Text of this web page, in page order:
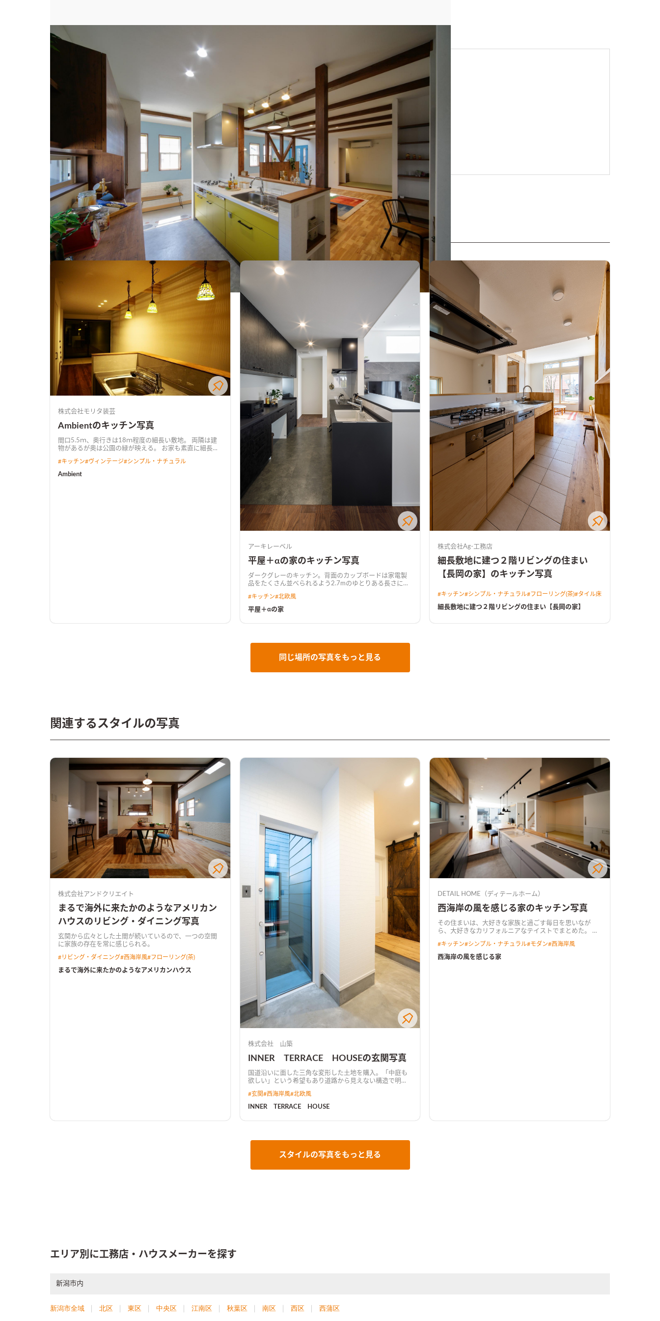
スタイル #西海岸風
株式会社アンドクリエイト
建築実例 まるで海外に来たかのようなアメリカンハウス
#キッチンの写真
株式会社モリタ装芸
Ambientのキッチン写真
間口5.5ｍ、奥行きは18ｍ程度の細長い敷地。 両隣は建
物があるが奥は公園の緑が映える。 お家も素直に細長
空気感に整えます。
#キッチン#ヴィンテージ#シンプル・ナチュラル
Ambient
アーキレーベル
平屋＋αの家のキッチン写真
ダークグレーのキッチン。背面のカップボードは家電製
品をたくさん並べられるよう2.7mのゆとりある長さにし
#キッチン#北欧風
平屋＋αの家
株式会社Ag-工務店
細長敷地に建つ２階リビングの住まい
【長岡の家】のキッチン写真
#キッチン#シンプル・ナチュラル#フローリング(茶)#タイル床
細長敷地に建つ２階リビングの住まい【長岡の家】
同じ場所の写真をもっと見る
関連するスタイルの写真
株式会社アンドクリエイト
まるで海外に来たかのようなアメリカン
ハウスのリビング・ダイニング写真
玄関から広々とした土間が続いているので、一つの空間
に家族の存在を常に感じられる。
#リビング・ダイニング#西海岸風#フローリング(茶)
まるで海外に来たかのようなアメリカンハウス
株式会社 山築
INNER TERRACE HOUSEの玄関写真
国道沿いに面した三角な変形した土地を購入。「中庭も
欲しい」という希望もあり道路から見えない構造で明か
ナーテラスは「玄関・リビング・洗面室」とつながって
いてお子様が泥だらけで帰ってきても中庭からお風呂場
#玄関#西海岸風#北欧風
INNER TERRACE HOUSE
DETAIL HOME（ディテールホーム）
西海岸の風を感じる家のキッチン写真
その住まいは、大好きな家族と過ごす毎日を思いなが
ら、大好きなカリフォルニアなテイストでまとめた。 床
トにはいくつかのグレーをいれながら。
#キッチン#シンプル・ナチュラル#モダン#西海岸風
西海岸の風を感じる家
スタイルの写真をもっと見る
エリア別に工務店・ハウスメーカーを探す
新潟市内
新潟市全域 北区 東区 中央区 江南区 秋葉区 南区 西区 西蒲区